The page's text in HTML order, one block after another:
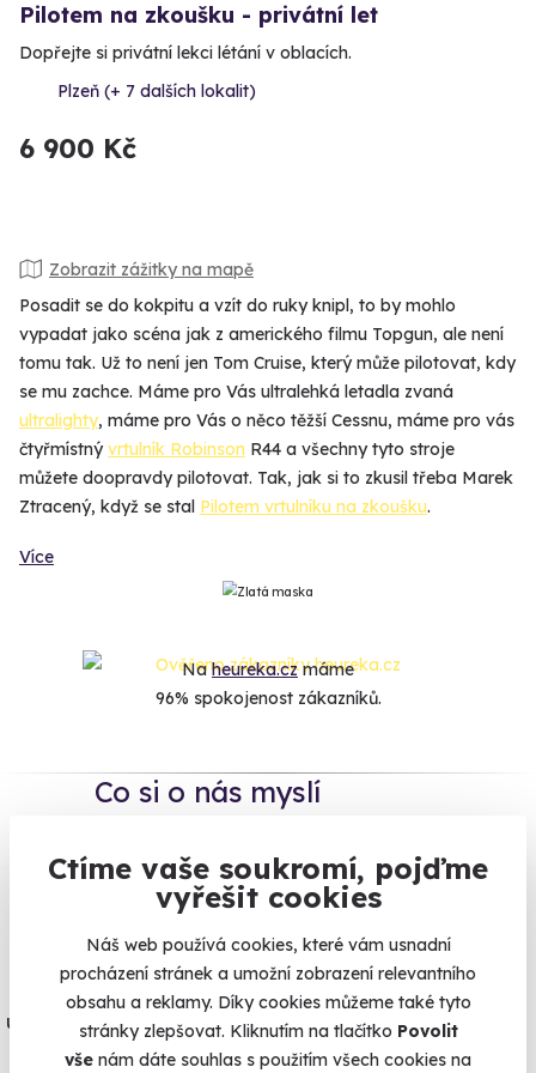
Ctíme vaše soukromí, pojďme
vyřešit cookies
Náš web používá cookies, které vám usnadní
procházení stránek a umožní zobrazení relevantního
obsahu a reklamy. Díky cookies můžeme také tyto
stránky zlepšovat. Kliknutím na tlačítko Povolit
vše nám dáte souhlas s použitím všech cookies na
Pilotem na zkoušku - privátní let
Dopřejte si privátní lekci létání v oblacích.
Plzeň (+ 7 dalších lokalit)
6 900 Kč
Zobrazit zážitky na mapě
Posadit se do kokpitu a vzít do ruky knipl, to by mohlo
vypadat jako scéna jak z amerického filmu Topgun, ale není
tomu tak. Už to není jen Tom Cruise, který může pilotovat, kdy
se mu zachce. Máme pro Vás ultralehká letadla zvaná
ultralighty, máme pro Vás o něco těžší Cessnu, máme pro vás
čtyřmístnývrtulník Robinson R44 a všechny tyto stroje
můžete doopravdy pilotovat. Tak, jak si to zkusil třeba Marek
Ztracený, když se stal Pilotem vrtulníku na zkoušku.
Více
Naheureka.czmáme
96% spokojenost zákazníků.
Co si o nás myslí
Zobraz ohlasy
Vše umíme pojistit
Jeden nikdy neví. Máme nejvyšší
úrazové pojištění z nabídky zážitkových
agentur.